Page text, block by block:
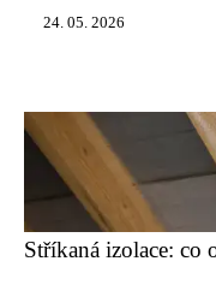
24. 05. 2026
Stříkaná izolace: co